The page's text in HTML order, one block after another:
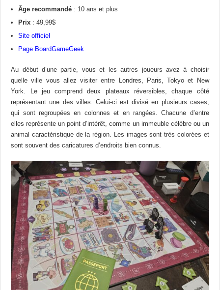
Âge recommandé : 10 ans et plus
Prix : 49,99$
Site officiel
Page BoardGameGeek
Au début d’une partie, vous et les autres joueurs avez à choisir
quelle ville vous allez visiter entre Londres, Paris, Tokyo et New
York. Le jeu comprend deux plateaux réversibles, chaque côté
représentant une des villes. Celui-ci est divisé en plusieurs cases,
qui sont regroupées en colonnes et en rangées. Chacune d’entre
elles représente un point d’intérêt, comme un immeuble célèbre ou un
animal caractéristique de la région. Les images sont très colorées et
sont souvent des caricatures d’endroits bien connus.